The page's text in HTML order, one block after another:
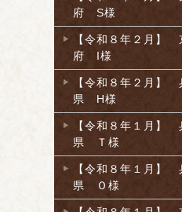
府 S様
【令和８年２月】
府 I様
【令和８年２月】
県 H様
【令和８年１月】
県 Ｔ様
【令和８年１月】
県 Ｏ様